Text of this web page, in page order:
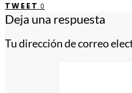
TWEET 0
Deja una respuesta
Tu dirección de correo